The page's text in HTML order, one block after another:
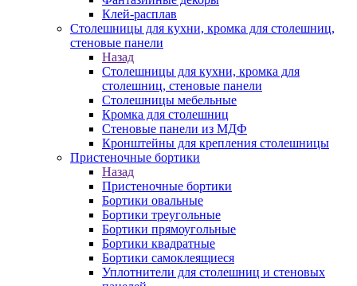
Клей-расплав
Столешницы для кухни, кромка для столешниц,
стеновые панели
Назад
Столешницы для кухни, кромка для
столешниц, стеновые панели
Столешницы мебельные
Кромка для столешниц
Стеновые панели из МДФ
Кронштейны для крепления столешницы
Пристеночные бортики
Назад
Пристеночные бортики
Бортики овальные
Бортики треугольные
Бортики прямоугольные
Бортики квадратные
Бортики самоклеящиеся
Уплотнители для столешниц и стеновых